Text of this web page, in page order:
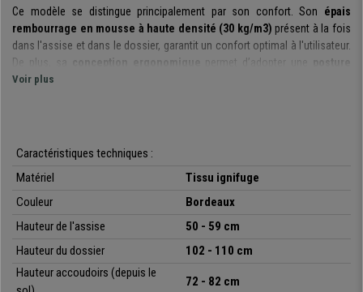
Ce modèle se distingue principalement par son confort. Son épais
rembourrage en mousse à haute densité (30 kg/m3) présent à la fois
dans l'assise et dans le dossier, garantit un confort optimal à l'utilisateur.
De plus, sa
conception ergonomique permet d’adopter une
posture
correcte et saine
situé sous le siège, vous pouvez choisir de laisser le dossier fixe, mobile
ou incliné dans la position qui vous convient le mieux. Toutes ces
caractéristiques et réglages permettent une
matériaux de qualité
pour en faire un articlerobuste et stable
possède en effet un piétement solidepouvant supporter jusqu'à 120kg,
Voir plus
Caractéristiques techniques :
Matériel
Tissu ignifuge
Couleur
Bordeaux
Hauteur de l'assise
50 - 59 cm
Hauteur du dossier
102 - 110 cm
Hauteur accoudoirs (depuis le
72 - 82 cm